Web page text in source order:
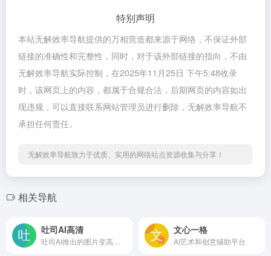
特别声明
本站无解效率导航提供的万相营造都来源于网络，不保证外部
链接的准确性和完整性，同时，对于该外部链接的指向，不由
无解效率导航实际控制，在2025年11月25日 下午5:48收录
时，该网页上的内容，都属于合规合法，后期网页的内容如出
现违规，可以直接联系网站管理员进行删除，无解效率导航不
承担任何责任。
无解效率导航致力于优质、实用的网络站点资源收集与分享！
相关导航
吐司AI高清 文心一格
AI艺术和创意辅助平台